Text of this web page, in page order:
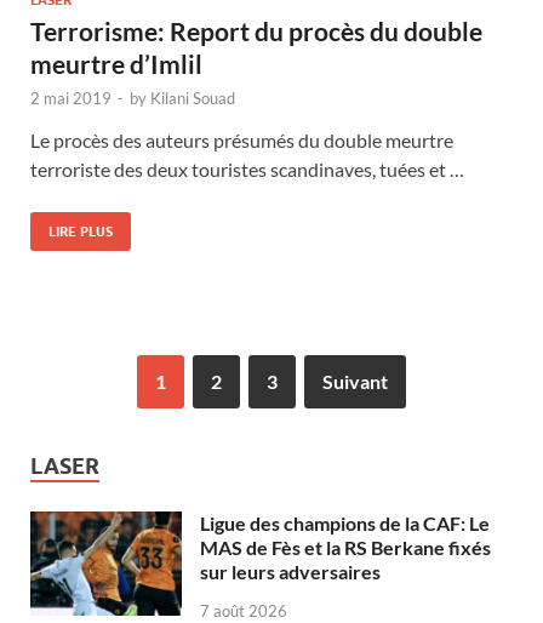
Terrorisme: Report du procès du double
meurtre d’Imlil
2 mai 2019 - by Kilani Souad
Le procès des auteurs présumés du double meurtre
terroriste des deux touristes scandinaves, tuées et …
LIRE PLUS
1 2 3 Suivant
LASER
Ligue des champions de la CAF: Le
MAS de Fès et la RS Berkane fixés
sur leurs adversaires
7 août 2026